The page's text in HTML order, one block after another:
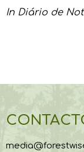
In Diário de